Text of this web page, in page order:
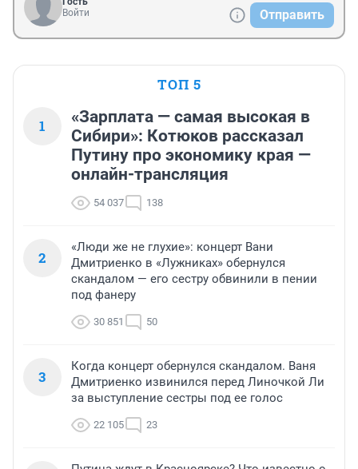
Войти
Отправить
ТОП 5
1
«Зарплата — самая высокая в
Сибири»: Котюков рассказал
Путину про экономику края —
онлайн-трансляция
54 037 138
2
«Люди же не глухие»: концерт Вани
Дмитриенко в «Лужниках» обернулся
скандалом — его сестру обвинили в пении
под фанеру
30 851 50
3
Когда концерт обернулся скандалом. Ваня
Дмитриенко извинился перед Линочкой Ли
за выступление сестры под ее голос
22 105 23